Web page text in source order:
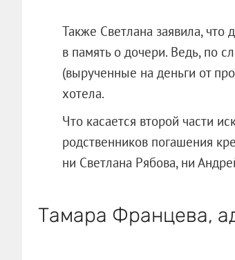
Также Светлана заявила, что
в память о дочери. Ведь, по
(вырученные на деньги от
хотела.
Что касается второй части
родственников погашения
ни Светлана Рябова, ни
Тамара Францева,